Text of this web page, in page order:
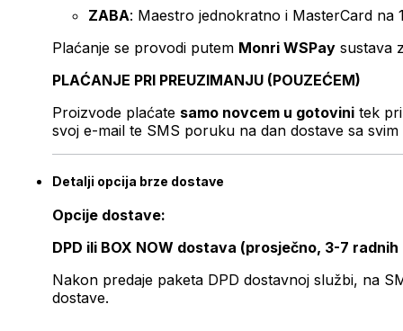
ZABA: Maestro jednokratno i MasterCard na
Plaćanje se provodi putem Monri WSPay sustava
PLAĆANJE PRI PREUZIMANJU (POUZEĆEM)
Proizvode plaćate samo novcem u gotovini tek
svoj e-mail te SMS poruku na dan dostave sa svim
Detalji opcija brze dostave
Opcije dostave:
DPD ili BOX NOW dostava (prosječno, 3-7 radnih
Nakon predaje paketa DPD dostavnoj službi, na
dostave.